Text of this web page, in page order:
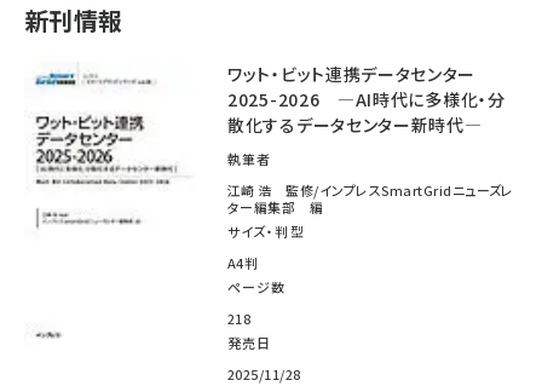
新刊情報
ワット・ビット連携データセンター
2025-2026 ―AI時代に多様化・分
散化するデータセンター新時代―
執筆者
江崎 浩 監修/インプレスSmartGridニューズレ
ター編集部 編
サイズ・判型
A4判
ページ数
218
発売日
2025/11/28